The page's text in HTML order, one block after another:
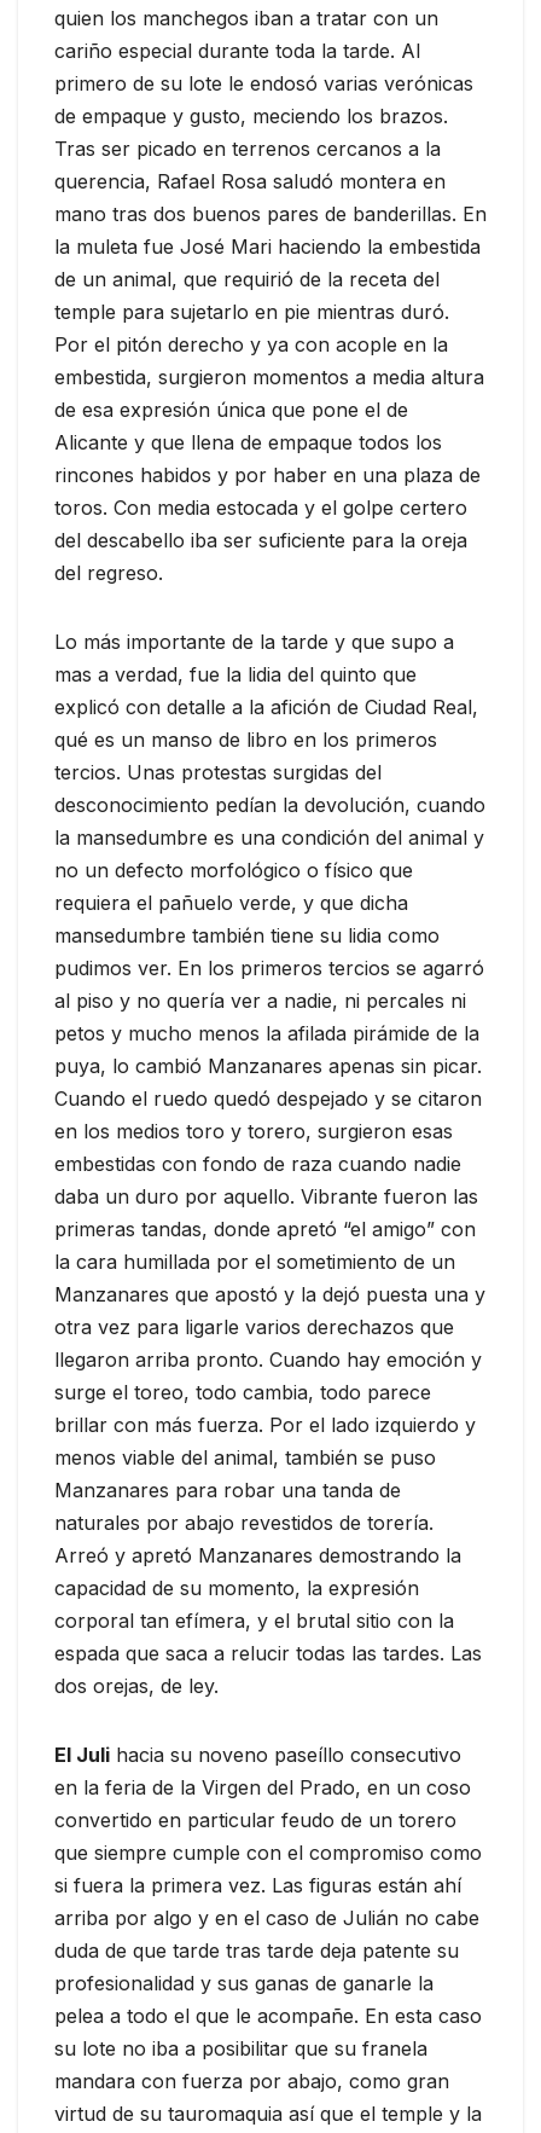
quien los manchegos iban a tratar con un
cariño especial durante toda la tarde. Al
primero de su lote le endosó varias verónicas
de empaque y gusto, meciendo los brazos.
Tras ser picado en terrenos cercanos a la
querencia, Rafael Rosa saludó montera en
mano tras dos buenos pares de banderillas. En
la muleta fue José Mari haciendo la embestida
de un animal, que requirió de la receta del
temple para sujetarlo en pie mientras duró.
Por el pitón derecho y ya con acople en la
embestida, surgieron momentos a media altura
de esa expresión única que pone el de
Alicante y que llena de empaque todos los
rincones habidos y por haber en una plaza de
toros. Con media estocada y el golpe certero
del descabello iba ser suficiente para la oreja
del regreso.
Lo más importante de la tarde y que supo a
mas a verdad, fue la lidia del quinto que
explicó con detalle a la afición de Ciudad Real,
qué es un manso de libro en los primeros
tercios. Unas protestas surgidas del
desconocimiento pedían la devolución, cuando
la mansedumbre es una condición del animal y
no un defecto morfológico o físico que
requiera el pañuelo verde, y que dicha
mansedumbre también tiene su lidia como
pudimos ver. En los primeros tercios se agarró
al piso y no quería ver a nadie, ni percales ni
petos y mucho menos la afilada pirámide de la
puya, lo cambió Manzanares apenas sin picar.
Cuando el ruedo quedó despejado y se citaron
en los medios toro y torero, surgieron esas
embestidas con fondo de raza cuando nadie
daba un duro por aquello. Vibrante fueron las
primeras tandas, donde apretó “el amigo” con
la cara humillada por el sometimiento de un
Manzanares que apostó y la dejó puesta una y
otra vez para ligarle varios derechazos que
llegaron arriba pronto. Cuando hay emoción y
surge el toreo, todo cambia, todo parece
brillar con más fuerza. Por el lado izquierdo y
menos viable del animal, también se puso
Manzanares para robar una tanda de
naturales por abajo revestidos de torería.
Arreó y apretó Manzanares demostrando la
capacidad de su momento, la expresión
corporal tan efímera, y el brutal sitio con la
espada que saca a relucir todas las tardes. Las
dos orejas, de ley.
El Juli hacia su noveno paseíllo consecutivo
en la feria de la Virgen del Prado, en un coso
convertido en particular feudo de un torero
que siempre cumple con el compromiso como
si fuera la primera vez. Las figuras están ahí
arriba por algo y en el caso de Julián no cabe
duda de que tarde tras tarde deja patente su
profesionalidad y sus ganas de ganarle la
pelea a todo el que le acompañe. En esta caso
su lote no iba a posibilitar que su franela
mandara con fuerza por abajo, como gran
virtud de su tauromaquia así que el temple y la